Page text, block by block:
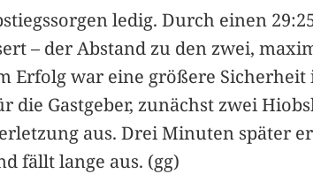
ledig. Durch einen
– der Abstand zu den zwei,
Erfolg war eine größere Sicherheit
Gastgeber, zunächst zwei
aus. Drei Minuten später
fällt lange aus. (gg)